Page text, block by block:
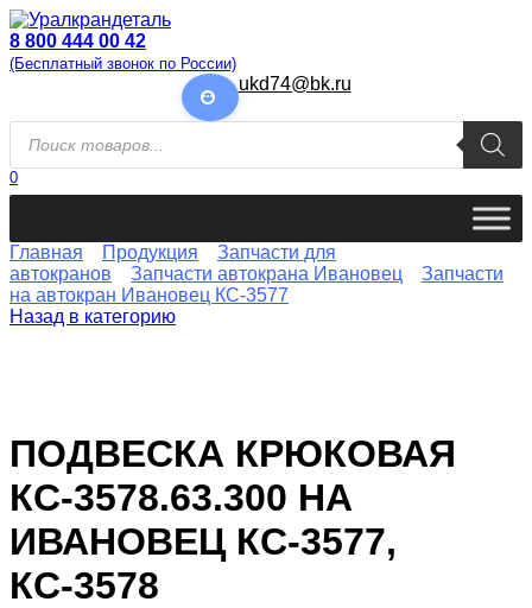
Перейти
к
содержанию
8 800 444 00 42
(Бесплатный звонок по России)
ukd74@bk.ru
Поиск
товаров
0
Главная Продукция
Запчасти для
автокранов
Запчасти автокрана Ивановец
Запчасти
на автокран Ивановец КС-3577
Назад в категорию
ПОДВЕСКА КРЮКОВАЯ
КС-3578.63.300 НА
ИВАНОВЕЦ КС-3577,
КС-3578